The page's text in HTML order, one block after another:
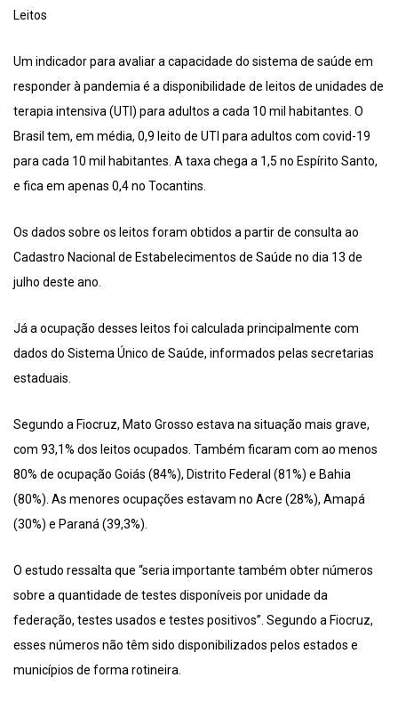
Leitos
Um indicador para avaliar a capacidade do sistema de saúde em
responder à pandemia é a disponibilidade de leitos de unidades de
terapia intensiva (UTI) para adultos a cada 10 mil habitantes. O
Brasil tem, em média, 0,9 leito de UTI para adultos com covid-19
para cada 10 mil habitantes. A taxa chega a 1,5 no Espírito Santo,
e fica em apenas 0,4 no Tocantins.
Os dados sobre os leitos foram obtidos a partir de consulta ao
Cadastro Nacional de Estabelecimentos de Saúde no dia 13 de
julho deste ano.
Já a ocupação desses leitos foi calculada principalmente com
dados do Sistema Único de Saúde, informados pelas secretarias
estaduais.
Segundo a Fiocruz, Mato Grosso estava na situação mais grave,
com 93,1% dos leitos ocupados. Também ficaram com ao menos
80% de ocupação Goiás (84%), Distrito Federal (81%) e Bahia
(80%). As menores ocupações estavam no Acre (28%), Amapá
(30%) e Paraná (39,3%).
O estudo ressalta que “seria importante também obter números
sobre a quantidade de testes disponíveis por unidade da
federação, testes usados e testes positivos”. Segundo a Fiocruz,
esses números não têm sido disponibilizados pelos estados e
municípios de forma rotineira.